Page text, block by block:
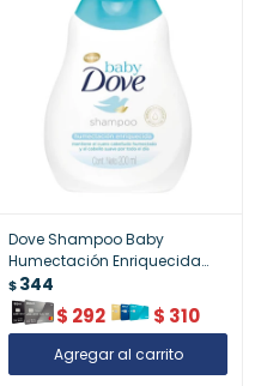
Dove Shampoo Baby
Humectación Enriquecida
200ml – Cabello Infantil
$344
$ 292 $ 310